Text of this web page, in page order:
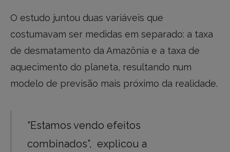
O estudo juntou duas variáveis que
costumavam ser medidas em separado: a taxa
de desmatamento da Amazônia e a taxa de
aquecimento do planeta, resultando num
modelo de previsão mais próximo da realidade.
“Estamos vendo efeitos
combinados”, explicou a